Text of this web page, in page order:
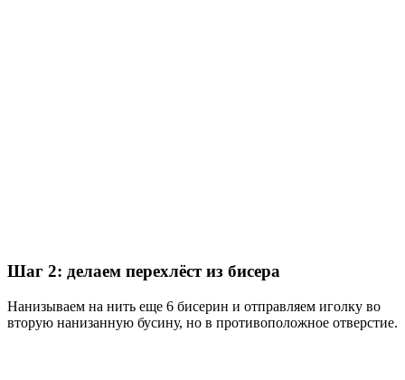
Шаг 2: делаем перехлёст из бисера
Нанизываем на нить еще 6 бисерин и отправляем иголку во
вторую нанизанную бусину, но в противоположное отверстие.